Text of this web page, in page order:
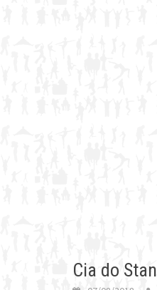
Cia do